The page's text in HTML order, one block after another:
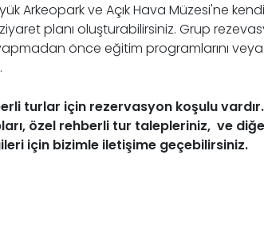
Arkeopark ve Açık Hava Müzesi'ne
planı oluşturabilirsiniz. Grup
önce eğitim programlarını
turlar için rezervasyon koşulu vardır.
özel rehberli tur talepleriniz, ve
için bizimle iletişime geçebilirsiniz.